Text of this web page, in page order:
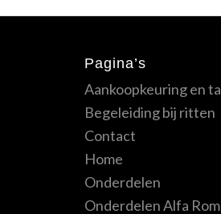
Pagina’s
Aankoopkeuring en
Begeleiding bij ritten
Contact
Home
Onderdelen
Onderdelen Alfa